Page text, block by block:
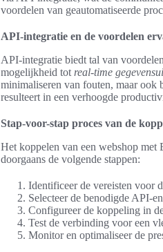
voordelen van geautomatiseerde
API-integratie en de voordelen
API-integratie biedt tal van
mogelijkheid tot real-time
minimaliseren van fouten, maar ook
resulteert in een verhoogde
Stap-voor-stap proces van de
Het koppelen van een webshop
doorgaans de volgende stappen:
Identificeer de vereisten voor
Selecteer de benodigde API-
Configureer de koppeling in
Test de verbinding voor een
Monitor en optimaliseer de